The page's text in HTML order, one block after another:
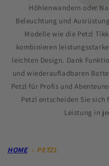
Höhlenwandern oder
Beleuchtung und
Modelle wie die Petzl
kombinieren
leichten Design. Dank
und wiederaufladbaren
Petzl für Profis und
Petzl entscheiden Sie
Leistung in
HOME› PETZL